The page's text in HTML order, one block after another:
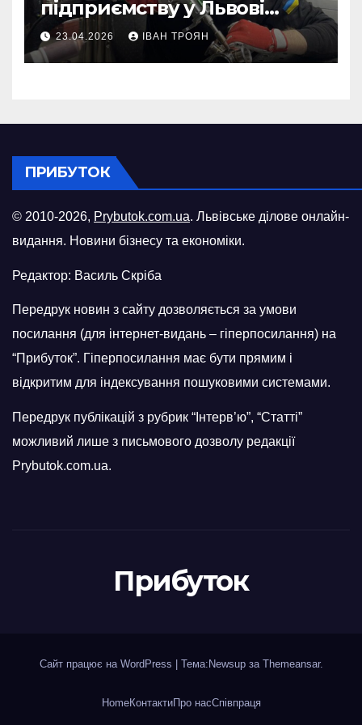
підприємству у Львові
відновити виробничі
потужності після атаки
російського БПЛА
23.04.2026 ІВАН ТРОЯН
ПРИБУТОК
© 2010-2026, Prybutok.com.ua. Львівське ділове онлайн-
видання. Новини бізнесу та економіки.
Редактор: Василь Скріба
Передрук новин з сайту дозволяється за умови
посилання (для інтернет-видань – гіперпосилання) на
“Прибуток”. Гіперпосилання має бути прямим і
відкритим для індексування пошуковими системами.
Передрук публікацій з рубрик “Інтерв’ю”, “Статті”
можливий лише з письмового дозволу редакції
Prybutok.com.ua.
Прибуток
Сайт працює на WordPress Тема:Newsup за Themeansar.
HomeКонтактиПро насСпівпраця